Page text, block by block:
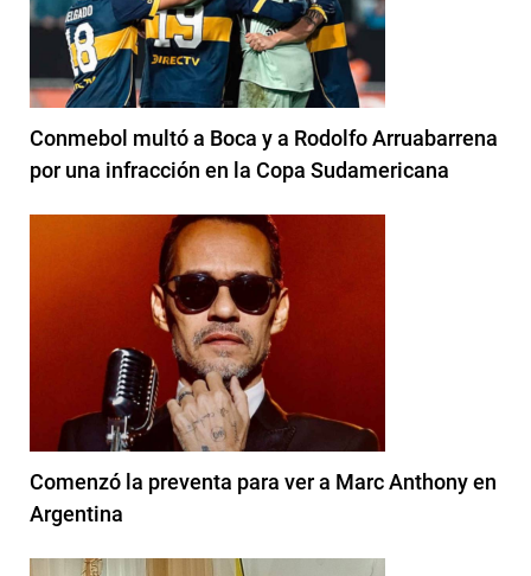
Conmebol multó a Boca y a Rodolfo Arruabarrena
por una infracción en la Copa Sudamericana
Comenzó la preventa para ver a Marc Anthony en
Argentina